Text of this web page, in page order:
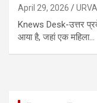
April 29, 2026
Knews Desk-उत्तर
आया है, जहां एक महिला…